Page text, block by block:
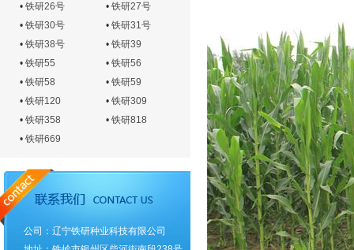
• 铁研26号 • 铁研27号
• 铁研30号 • 铁研31号
• 铁研38号 • 铁研39
• 铁研55 • 铁研56
• 铁研58 • 铁研59
• 铁研120 • 铁研309
• 铁研358 • 铁研818
• 铁研669
公司：辽宁铁研种业科技有限公司